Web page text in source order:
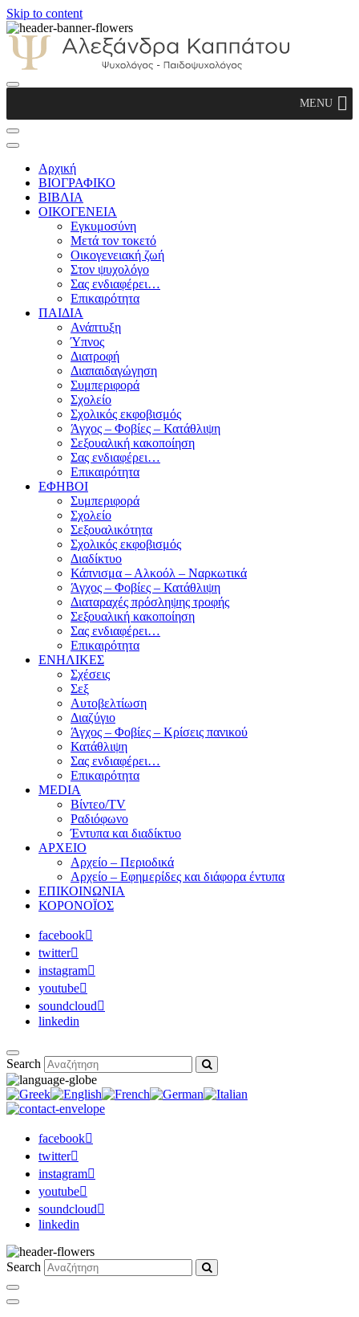
Skip to content
Παιδοψυχολόγος
MENU
Αρχική
ΒΙΟΓΡΑΦΙΚΟ
ΒΙΒΛΙΑ
ΟΙΚΟΓΕΝΕΙΑ
Εγκυμοσύνη
Μετά τον τοκετό
Οικογενειακή ζωή
Στον ψυχολόγο
Σας ενδιαφέρει…
Επικαιρότητα
ΠΑΙΔΙΑ
Ανάπτυξη
Ύπνος
Διατροφή
Διαπαιδαγώγηση
Συμπεριφορά
Σχολείο
Σχολικός εκφοβισμός
Άγχος – Φοβίες – Κατάθλιψη
Σεξουαλική κακοποίηση
Σας ενδιαφέρει…
Επικαιρότητα
ΕΦΗΒΟΙ
Συμπεριφορά
Σχολείο
Σεξουαλικότητα
Σχολικός εκφοβισμός
Διαδίκτυο
Κάπνισμα – Αλκοόλ – Ναρκωτικά
Άγχος – Φοβίες – Κατάθλιψη
Διαταραχές πρόσληψης τροφής
Σεξουαλική κακοποίηση
Σας ενδιαφέρει…
Επικαιρότητα
ΕΝΗΛΙΚΕΣ
Σχέσεις
Σεξ
Αυτοβελτίωση
Διαζύγιο
Άγχος – Φοβίες – Κρίσεις πανικού
Κατάθλιψη
Σας ενδιαφέρει…
Επικαιρότητα
MEDIA
Βίντεο/TV
Ραδιόφωνο
Έντυπα και διαδίκτυο
ΑΡΧΕΙΟ
Αρχείο – Περιοδικά
Αρχείο – Εφημερίδες και διάφορα έντυπα
ΕΠΙΚΟΙΝΩΝΙΑ
ΚΟΡΟΝΟΪΟΣ
facebook
twitter
instagram
youtube
soundcloud
linkedin
Search
facebook
twitter
instagram
youtube
soundcloud
linkedin
Search